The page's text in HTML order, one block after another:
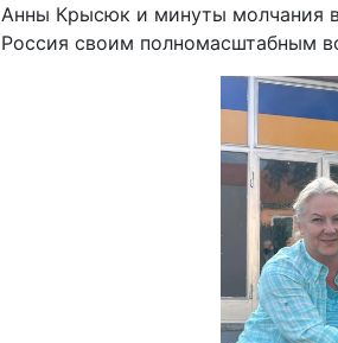
Анны Крысюк и минуты молчания
Россия своим полномасштабным